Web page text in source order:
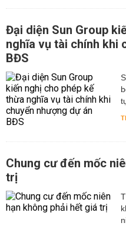
Đại diện Sun Group
nghĩa vụ tài chính khi
BĐS
Chung cư đến mốc
trị